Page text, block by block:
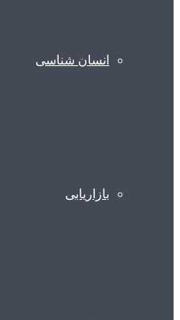
انسان شناسی
بازاریابی